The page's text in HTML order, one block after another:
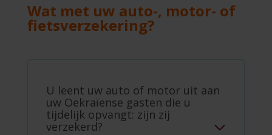
Wat met uw auto-, motor- of
fietsverzekering?
U leent uw auto of motor uit aan
uw Oekraïense gasten die u
tijdelijk opvangt: zijn zij
verzekerd?